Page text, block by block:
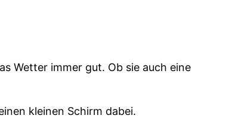
Wetter immer gut. Ob sie auch eine
kleinen Schirm dabei.